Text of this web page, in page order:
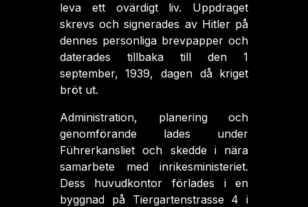
leva ett ovärdigt liv. Uppdraget
skrevs och signerades av Hitler på
dennes personliga brevpapper och
daterades tillbaka till den 1
september, 1939, dagen då kriget
bröt ut.
Administration, planering och
genomförande lades under
Führerkansliet och skedde i nära
samarbete med inrikesministeriet.
Dess huvudkontor förlades i en
byggnad på Tiergartenstrasse 4 i